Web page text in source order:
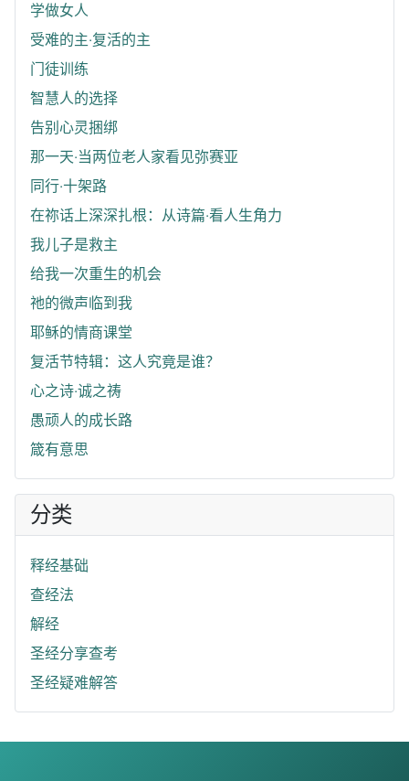
学做女人
受难的主‧复活的主
门徒训练
智慧人的选择
告别心灵捆绑
那一天‧当两位老人家看见弥赛亚
同行‧十架路
在祢话上深深扎根：从诗篇‧看人生角力
我儿子是救主
给我一次重生的机会
祂的微声临到我
耶稣的情商课堂
复活节特辑：这人究竟是谁？
心之诗‧诚之祷
愚顽人的成长路
箴有意思
分类
释经基础
查经法
解经
圣经分享查考
圣经疑难解答